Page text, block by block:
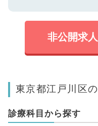
非公開求
東京都江戸川区
診療科目から探す